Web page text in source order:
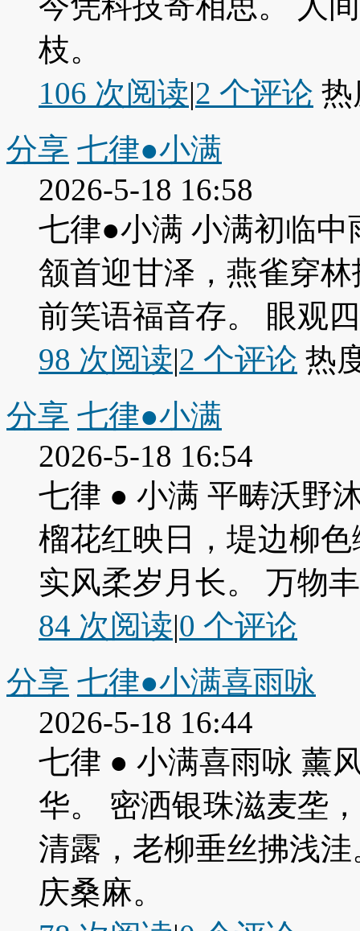
枝。
106 次阅读|2 个评论
分享 七律●小满
2026-5-18 16:58
七律●小满 小满初临
颔首迎甘泽，燕雀穿
前笑语福音存。 眼观
98 次阅读|2 个评论 热
分享 七律●小满
2026-5-18 16:54
七律 ● 小满 平畴沃野
榴花红映日，堤边柳
实风柔岁月长。 万物
84 次阅读|0 个评论
分享 七律●小满喜雨咏
2026-5-18 16:44
七律 ● 小满喜雨咏 薰
华。 密洒银珠滋麦垄
清露，老柳垂丝拂浅
庆桑麻。